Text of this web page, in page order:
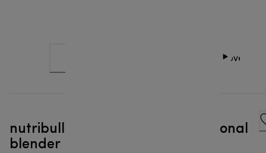
nutribullet® Turbo 1000W - Personal
blender